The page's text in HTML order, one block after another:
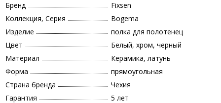
Бренд
Fixsen
Коллекция, Серия
Bogema
Изделие
полка для полотенец
Цвет
Белый, хром, черный
Материал
Керамика, латунь
Форма
прямоугольная
Страна бренда
Чехия
Гарантия
5 лет